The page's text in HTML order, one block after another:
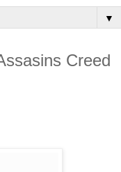
▼
Creed